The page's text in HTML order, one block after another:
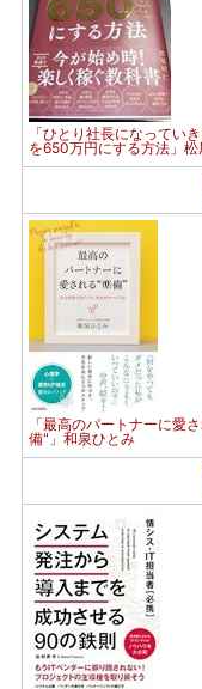
「ひとり社長になってい
を650万円にする方法」松
「最高のパートナーに愛
備"」和泉ひとみ